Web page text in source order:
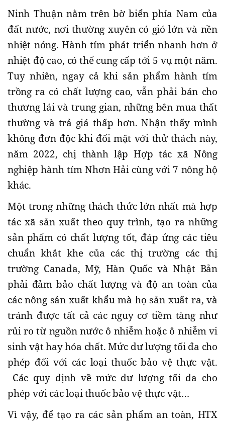
Ninh Thuận nằm trên bờ biển phía Nam của
đất nước, nơi thường xuyên có gió lớn và nền
nhiệt nóng. Hành tím phát triển nhanh hơn ở
nhiệt độ cao, có thể cung cấp tới 5 vụ một năm.
Tuy nhiên, ngay cả khi sản phẩm hành tím
trồng ra có chất lượng cao, vẫn phải bán cho
thương lái và trung gian, những bên mua thất
thường và trả giá thấp hơn. Nhận thấy mình
không đơn độc khi đối mặt với thử thách này,
năm 2022, chị thành lập Hợp tác xã Nông
nghiệp hành tím Nhơn Hải cùng với 7 nông hộ
khác.
Một trong những thách thức lớn nhất mà hợp
tác xã sản xuất theo quy trình, tạo ra những
sản phẩm có chất lượng tốt, đáp ứng các tiêu
chuẩn khắt khe của các thị trường các thị
trường Canada, Mỹ, Hàn Quốc và Nhật Bản
phải đảm bảo chất lượng và độ an toàn của
các nông sản xuất khẩu mà họ sản xuất ra, và
tránh được tất cả các nguy cơ tiềm tàng như
rủi ro từ nguồn nước ô nhiễm hoặc ô nhiễm vi
sinh vật hay hóa chất. Mức dư lượng tối đa cho
phép đối với các loại thuốc bảo vệ thực vật.
Các quy định về mức dư lượng tối đa cho
phép với các loại thuốc bảo vệ thực vật…
Vì vậy, để tạo ra các sản phẩm an toàn, HTX